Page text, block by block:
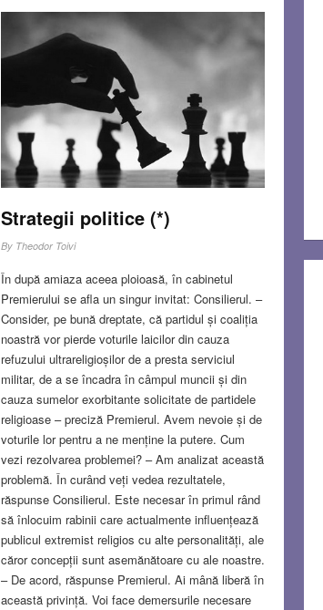
din Brașov, tatăl ei fiind numit recent director la
întreprinderea textilă Dorobanțul Ploiești. Ne-am
dus apoi cu toţii la plimbare pe bulevard.
JUN 29, 2023 6 COMMENTS
Strategii politice (*)
By Theodor Toivi
În după amiaza aceea ploioasă, în cabinetul
Premierului se afla un singur invitat: Consilierul. –
Consider, pe bună dreptate, că partidul și coaliția
noastră vor pierde voturile laicilor din cauza
refuzului ultrareligioșilor de a presta serviciul
militar, de a se încadra în câmpul muncii și din
cauza sumelor exorbitante solicitate de partidele
religioase – preciză Premierul. Avem nevoie și de
voturile lor pentru a ne menține la putere. Cum
vezi rezolvarea problemei? – Am analizat această
problemă. În curând veți vedea rezultatele,
răspunse Consilierul. Este necesar în primul rând
să înlocuim rabinii care actualmente influențează
publicul extremist religios cu alte personalități, ale
căror concepții sunt asemănătoare cu ale noastre.
– De acord, răspunse Premierul. Ai mână liberă în
această privință. Voi face demersurile necesare